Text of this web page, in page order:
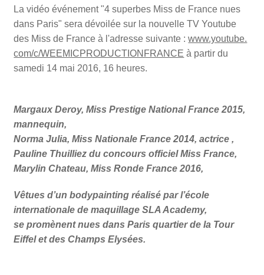
La vidéoévénement "4 superbes Miss de France nues
dans Paris" sera dévoilée sur la nouvelle TV Youtube
des Miss de France à l'adresse suivante : www.youtube.
com/c/WEEMICPRODUCTIONFRANCE à partir du
samedi 14 mai 2016, 16 heures.
Margaux Deroy, Miss Prestige National France 2015,
mannequin,
Norma Julia, Miss Nationale France 2014, actrice ,
Pauline Thuilliez du concours officiel Miss France,
Marylin Chateau, Miss Ronde France 2016,
Vêtues d’un bodypainting réalisé par l’école
internationale de maquillage SLA Academy,
se promènent nues dans Paris quartier de la Tour
Eiffel et des Champs Elysées.